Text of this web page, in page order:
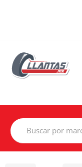
Search
for: